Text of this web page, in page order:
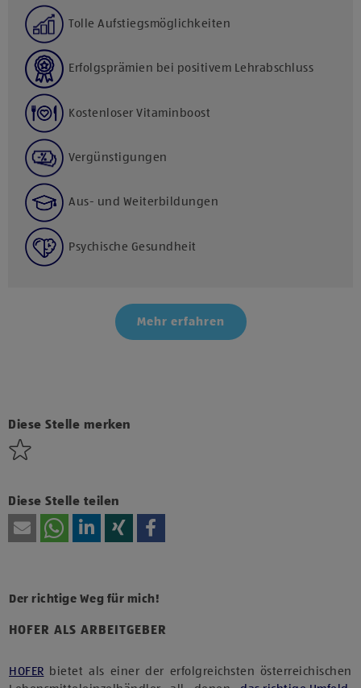
Tolle Aufstiegsmöglichkeiten
Erfolgsprämien bei positivem Lehrabschluss
Kostenloser Vitaminboost
Vergünstigungen
Aus- und Weiterbildungen
Psychische Gesundheit
Mehr erfahren
Diese Stelle merken
Diese Stelle teilen
HOFER ALS ARBEITGEBER
Der richtige Weg für mich!
HOFER bietet als einer der erfolgreichsten österreichischen